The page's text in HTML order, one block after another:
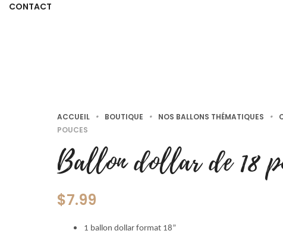
CONTACT
ACCUEIL • BOUTIQUE • NOS BALLONS THÉMATIQUES •
POUCES
Ballon dollar de 18
$7.99
1 ballon dollar format 18”